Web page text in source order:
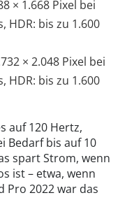
× 1.668 Pixel bei
HDR: bis zu 1.600
× 2.048 Pixel bei
HDR: bis zu 1.600
auf 120 Hertz,
Bedarf bis auf 10
spart Strom, wenn
ist – etwa, wenn
Pro 2022 war das